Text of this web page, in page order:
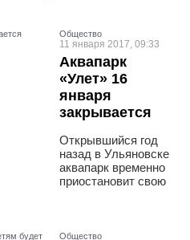
Общество
11 января 2017, 09:33
Аквапарк
«Улет» 16
января
закрывается
Открывшийся год
назад в Ульяновске
аквапарк временно
приостановит свою
Общество